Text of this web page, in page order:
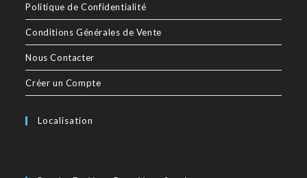
Politique de Confidentialité
Conditions Générales de Vente
Nous Contacter
Créer un Compte
Localisation